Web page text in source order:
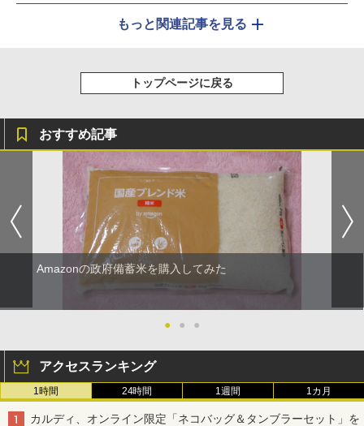
もっと関連記事を見る
トップページに戻る
おすすめ記事
Amazonの政府備蓄米を購入してみた
● ● ●
アクセスランキング
1時間 24時間 1週間 1カ月
カルディ、オンライン限定「ネコバッグ＆タンブラーセット」を